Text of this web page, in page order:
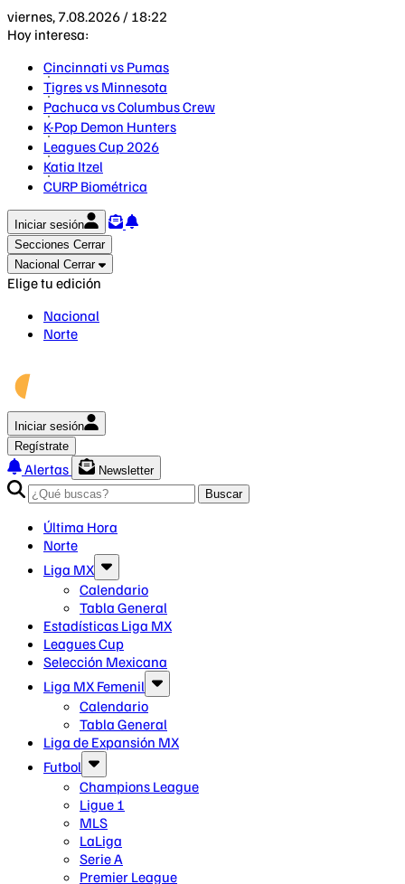
viernes, 7.08.2026 / 18:22
Hoy interesa:
Cincinnati vs Pumas
Tigres vs Minnesota
Pachuca vs Columbus Crew
K-Pop Demon Hunters
Leagues Cup 2026
Katia Itzel
CURP Biométrica
Iniciar sesión
Secciones Cerrar
Nacional Cerrar
Elige tu edición
Nacional
Norte
Iniciar sesión
Regístrate
Alertas
Newsletter
Buscar
Última Hora
Norte
Liga MX
Calendario
Tabla General
Estadísticas Liga MX
Leagues Cup
Selección Mexicana
Liga MX Femenil
Calendario
Tabla General
Liga de Expansión MX
Futbol
Champions League
Ligue 1
MLS
LaLiga
Serie A
Premier League